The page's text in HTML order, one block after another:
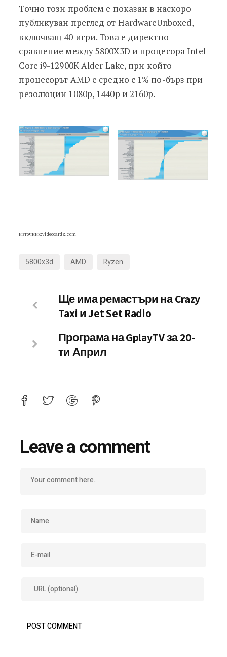
Точно този проблем е показан в наскоро
публикуван преглед от HardwareUnboxed,
включващ 40 игри. Това е директно
сравнение между 5800X3D и процесора Intel
Core i9-12900K Alder Lake, при който
процесорът AMD е средно с 1% по-бърз при
резолюции 1080p, 1440p и 2160p.
източник:videocardz.com
5800x3d AMD Ryzen
Ще има ремастъри на Crazy
Taxi и Jet Set Radio
Програма на GplayTV за 20-
ти Април
Leave a comment